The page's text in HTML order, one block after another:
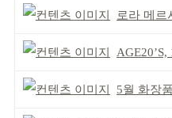
로라 메르시
AGE20’S,
5월 화장